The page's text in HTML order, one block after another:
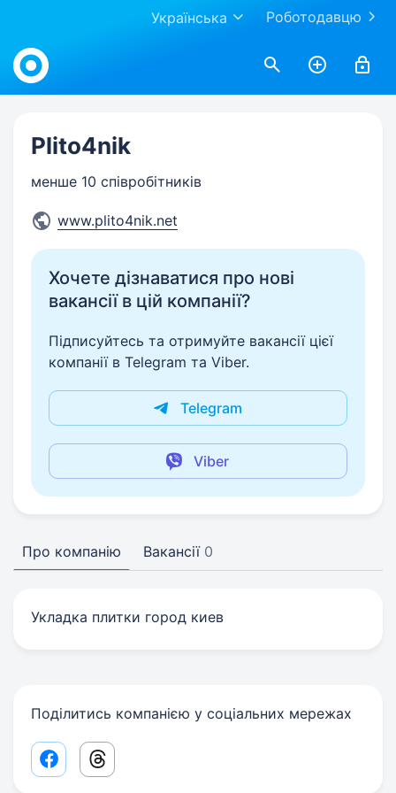
Роботодавцю
Українська
Work.ua
Plito4nik
менше 10 співробітників
www.plito4nik.net
Хочете дізнаватися про нові
вакансії в цій компанії?
Підписуйтесь та отримуйте вакансії цієї
компанії в Telegram та Viber.
Telegram
Viber
Про компанію Вакансії 0
Укладка плитки город киев
Поділитись компанією у соціальних мережах
Facebook share link
Threads share link